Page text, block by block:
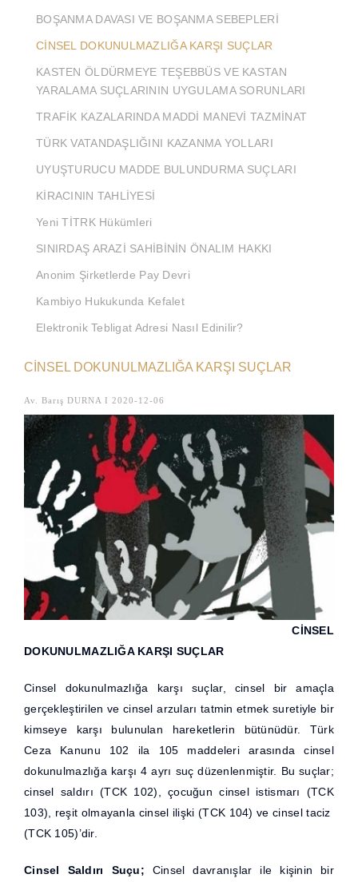
BOŞANMA DAVASI VE BOŞANMA SEBEPLERİ
CİNSEL DOKUNULMAZLIĞA KARŞI SUÇLAR
KASTEN ÖLDÜRMEYE TEŞEBBÜS VE KASTAN
YARALAMA SUÇLARININ UYGULAMA SORUNLARI
TRAFİK KAZALARINDA MADDİ MANEVİ TAZMİNAT
TÜRK VATANDAŞLIĞINI KAZANMA YOLLARI
UYUŞTURUCU MADDE BULUNDURMA SUÇLARI
KİRACININ TAHLİYESİ
Yeni TİTRK Hükümleri
SINIRDAŞ ARAZİ SAHİBİNİN ÖNALIM HAKKI
Anonim Şirketlerde Pay Devri
Kambiyo Hukukunda Kefalet
Elektronik Tebligat Adresi Nasıl Edinilir?
CİNSEL DOKUNULMAZLIĞA KARŞI SUÇLAR
Av. Barış DURNA I 2020-12-06
CİNSEL
DOKUNULMAZLIĞA KARŞI SUÇLAR
Cinsel dokunulmazlığa karşı suçlar, cinsel bir amaçla
gerçekleştirilen ve cinsel arzuları tatmin etmek suretiyle bir
kimseye karşı bulunulan hareketlerin bütünüdür. Türk
Ceza Kanunu 102 ila 105 maddeleri arasında cinsel
dokunulmazlığa karşı 4 ayrı suç düzenlenmiştir. Bu suçlar;
cinsel saldırı (TCK 102), çocuğun cinsel istismarı (TCK
103), reşit olmayanla cinsel ilişki (TCK 104) ve cinsel taciz
(TCK 105)’dir.
Cinsel Saldırı Suçu; Cinsel davranışlar ile kişinin bir